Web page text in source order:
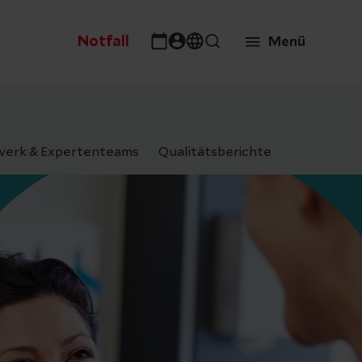
Notfall Menü
& Expertenteams Qualitätsberichte